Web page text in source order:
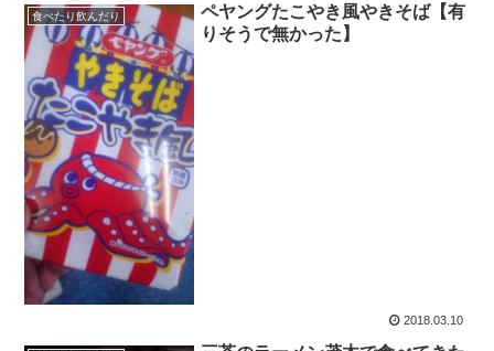
食べたり飲んだり
ペヤングたこやき風やきそば【有
りそうで無かった】
2018.03.10